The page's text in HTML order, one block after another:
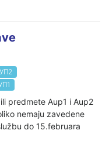
predmete Aup1 i Aup2
nemaju zavedene
do 15.februara